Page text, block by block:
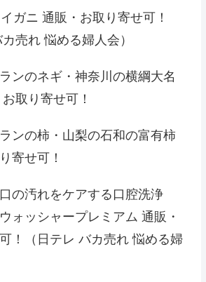
ガニ 通販・お取り寄せ可！
カ売れ 悩める婦人会）
ンのネギ・神奈川の横綱大名
取り寄せ可！
ンの柿・山梨の石和の富有柿
寄せ可！
の汚れをケアする口腔洗浄
ォッシャープレミアム 通販・
！（日テレ バカ売れ 悩める婦